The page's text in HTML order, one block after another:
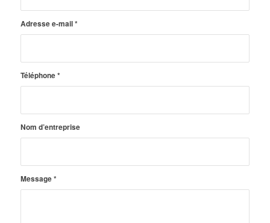
Adresse e-mail*
Téléphone*
Nom d’entreprise
Message*